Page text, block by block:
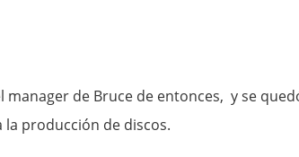
manager de Bruce de entonces, y se
producción de discos.